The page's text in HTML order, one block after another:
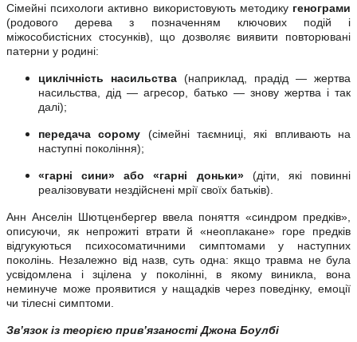
Сімейні психологи активно використовують методику генограми
(родового дерева з позначенням ключових подій і
міжособистісних стосунків), що дозволяє виявити повторювані
патерни у родині:
циклічність насильства (наприклад, прадід — жертва
насильства, дід — агресор, батько — знову жертва і так
далі);
передача сорому (сімейні таємниці, які впливають на
наступні покоління);
«гарні сини» або «гарні доньки»(діти, які повинні
реалізовувати нездійснені мрії своїх батьків).
Анн Анселін Шютценбергер ввела поняття «синдром предків»,
описуючи, як непрожиті втрати й «неоплакане» горе предків
відгукуються психосоматичними симптомами у наступних
поколінь. Незалежно від назв, суть одна: якщо травма не була
усвідомлена і зцілена у поколінні, в якому виникла, вона
неминуче може проявитися у нащадків через поведінку, емоції
чи тілесні симптоми.
Зв’язок із теорією прив’язаності Джона Боулбі